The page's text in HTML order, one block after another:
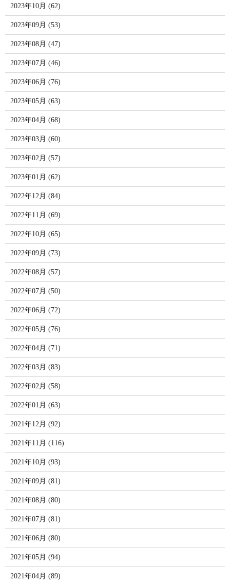
2023年10月 (62)
2023年09月 (53)
2023年08月 (47)
2023年07月 (46)
2023年06月 (76)
2023年05月 (63)
2023年04月 (68)
2023年03月 (60)
2023年02月 (57)
2023年01月 (62)
2022年12月 (84)
2022年11月 (69)
2022年10月 (65)
2022年09月 (73)
2022年08月 (57)
2022年07月 (50)
2022年06月 (72)
2022年05月 (76)
2022年04月 (71)
2022年03月 (83)
2022年02月 (58)
2022年01月 (63)
2021年12月 (92)
2021年11月 (116)
2021年10月 (93)
2021年09月 (81)
2021年08月 (80)
2021年07月 (81)
2021年06月 (80)
2021年05月 (94)
2021年04月 (89)